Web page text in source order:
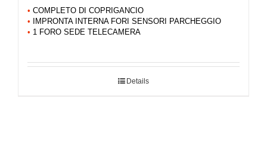
• COMPLETO DI COPRIGANCIO
•
IMPRONTA INTERNA FORI SENSORI PARCHEGGIO
• 1 FORO SEDE TELECAMERA
Details